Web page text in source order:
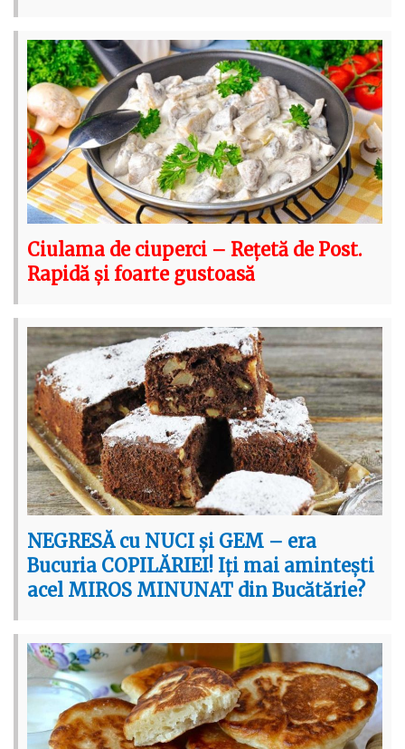
Ciulama de ciuperci – Rețetă de Post.
Rapidă și foarte gustoasă
NEGRESĂ cu NUCI și GEM – era
Bucuria COPILĂRIEI! Iți mai amintești
acel MIROS MINUNAT din Bucătărie?